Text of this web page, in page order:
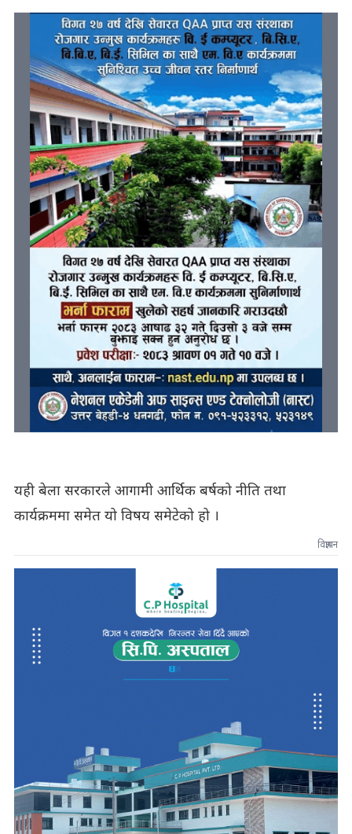
यही बेला सरकारले आगामी आर्थिक बर्षको नीति तथा
कार्यक्रममा समेत यो विषय समेटेको हो ।
विज्ञापन